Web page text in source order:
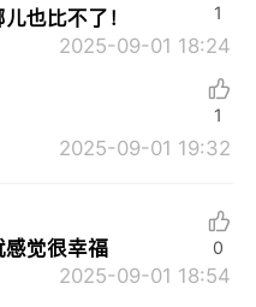
也比不了！
2025-09-01 18:24
1
2025-09-01 19:32
1
觉很幸福
2025-09-01 18:54
0